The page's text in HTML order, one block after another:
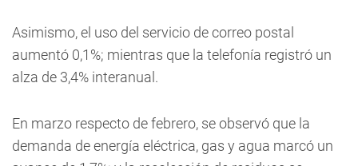
Asimismo, el uso del servicio de correo postal
aumentó 0,1%; mientras que la telefonía registró un
alza de 3,4% interanual.
En marzo respecto de febrero, se observó que la
demanda de energía eléctrica, gas y agua marcó un